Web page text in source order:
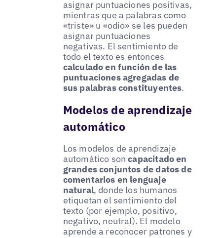
asignar puntuaciones positivas,
mientras que a palabras como
«triste» u «odio» se les pueden
asignar puntuaciones
negativas. El sentimiento de
todo el texto es entonces
calculado en función de las
puntuaciones agregadas de
sus palabras constituyentes.
Modelos de aprendizaje
automático
Los modelos de aprendizaje
automático soncapacitado en
grandes conjuntos de datos de
comentarios en lenguaje
natural, donde los humanos
etiquetan el sentimiento del
texto (por ejemplo, positivo,
negativo, neutral). El modelo
aprende a reconocer patrones y